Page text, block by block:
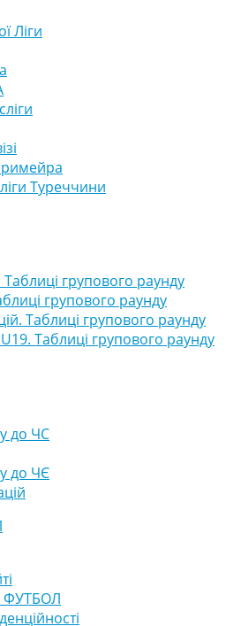
Ліги
Туреччини
Таблиці групового раунду
групового раунду
Таблиці групового раунду
Таблиці групового раунду
до ЧС
до ЧЄ
ФУТБОЛ